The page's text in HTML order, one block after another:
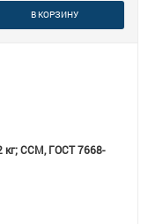
В КОРЗИНУ
кг; ССМ, ГОСТ 7668-